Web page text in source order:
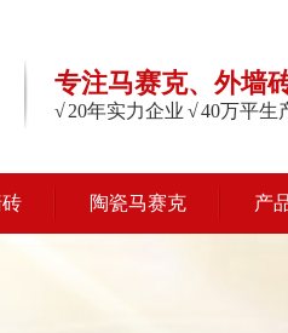
专注马赛克、外墙
√ 20年实力企业 √ 40万平
陶瓷马赛克 产